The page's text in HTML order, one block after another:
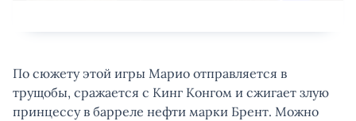
По сюжету этой игры Марио отправляется в
трущобы, сражается с Кинг Конгом и сжигает злую
принцессу в барреле нефти марки Брент. Можно